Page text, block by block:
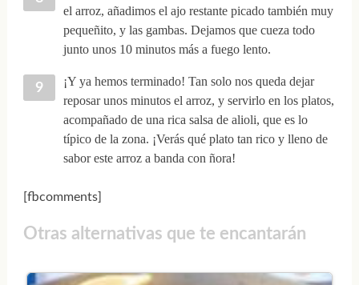
el arroz, añadimos el ajo restante picado también muy
pequeñito, y las gambas. Dejamos que cueza todo
junto unos 10 minutos más a fuego lento.
¡Y ya hemos terminado! Tan solo nos queda dejar
reposar unos minutos el arroz, y servirlo en los platos,
acompañado de una rica salsa de alioli, que es lo
típico de la zona. ¡Verás qué plato tan rico y lleno de
sabor este arroz a banda con ñora!
[fbcomments]
Otras alternativas que te encantarán